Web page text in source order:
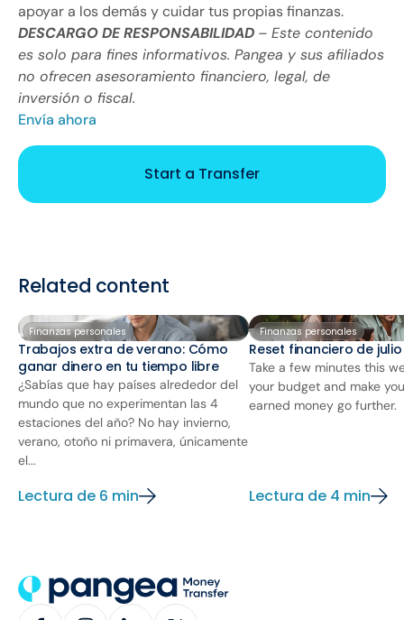
apoyar a los demás y cuidar tus propias finanzas.
DESCARGO DE RESPONSABILIDAD – Este contenido
es solo para fines informativos. Pangea y sus afiliados
no ofrecen asesoramiento financiero, legal, de
inversión o fiscal.
Envía ahora
Start a Transfer
Related content
Finanzas personales
Trabajos extra de verano: Cómo
ganar dinero en tu tiempo libre
¿Sabías que hay países alrededor del
mundo que no experimentan las 4
estaciones del año? No hay invierno,
verano, otoño ni primavera, únicamente
el...
Lectura de 6 min
Finanzas personales
Reset financiero de
Take a few minutes this
your budget and make
earned money go further.
Lectura de 4 min